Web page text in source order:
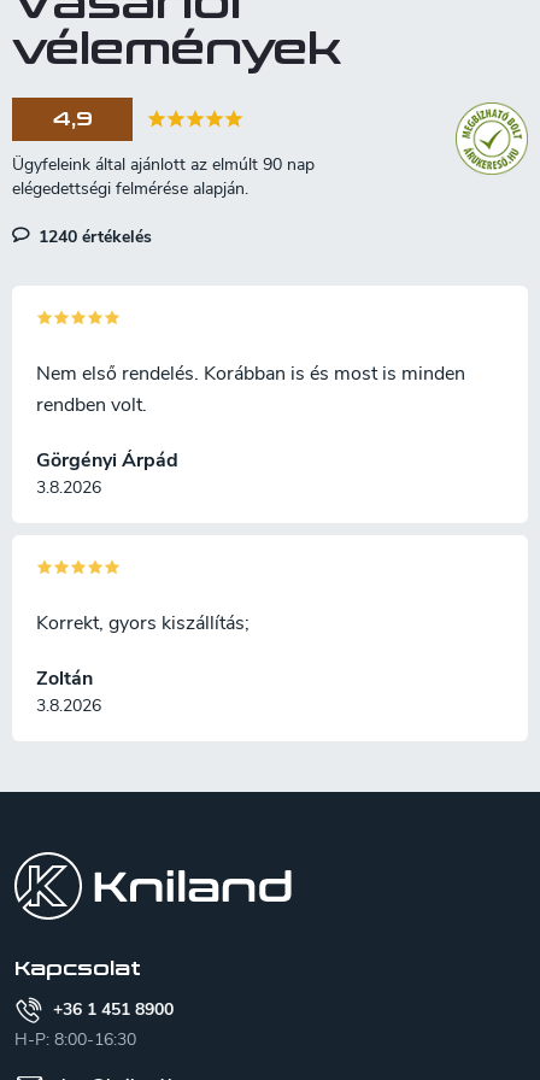
lágyabb természete lehetővé
teszi, hogy a penge törés nélkül
siklik a tökéletes filézéshez.
Göndör nyírfa nyél és
rénszarvas agancs. Bőr tok hal
motívummal.
vélemények
4,9
1240 értékelés
Görgényi Árpád
3.8.2026
Nem első rendelés. Korábban is és most is minden
rendben volt.
Zoltán
3.8.2026
Korrekt, gyors kiszállítás;
Kapcsolat
+36 1 451 8900
H-P: 8:00-16:30